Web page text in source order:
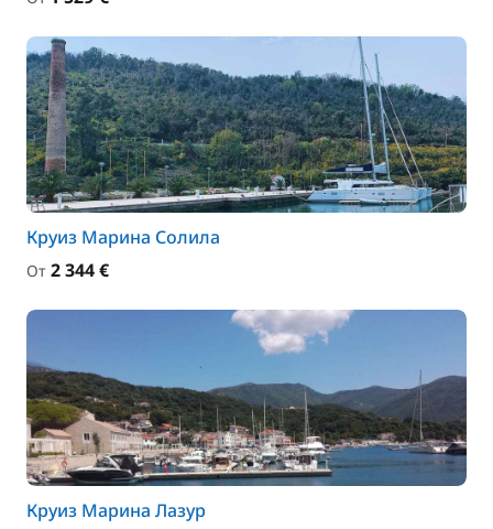
Круиз Марина Солила
От 2 344 €
Круиз Марина Лазур